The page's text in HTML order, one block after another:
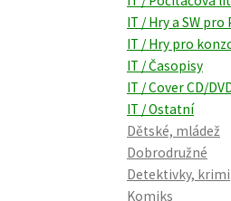
IT / Hry a SW pro
IT / Hry pro
IT / Časopisy
IT / Cover CD/
IT / Ostatní
Dětské, mládež
Dobrodružné
Detektivky, krimi
Komiks